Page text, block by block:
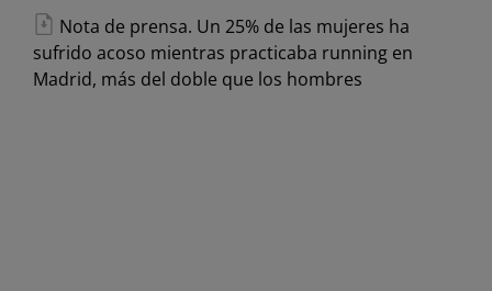
Nota de prensa. Un 25% de las mujeres ha
sufrido acoso mientras practicaba running en
Madrid, más del doble que los hombres